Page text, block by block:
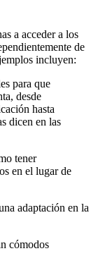
a acceder a los
de
incluyen:
para que
desde
hasta
dicen en las
tener
en el lugar de
adaptación en la
cómodos